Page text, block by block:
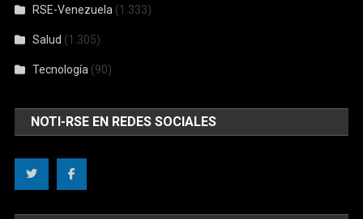
RSE-Venezuela (1.333)
Salud (1.305)
Tecnología (90)
NOTI-RSE EN REDES SOCIALES